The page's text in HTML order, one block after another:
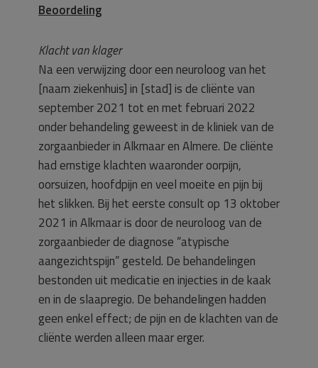
Beoordeling
Klacht van klager
Na een verwijzing door een neuroloog van het
[naam ziekenhuis] in [stad] is de cliënte van
september 2021 tot en met februari 2022
onder behandeling geweest in de kliniek van de
zorgaanbieder in Alkmaar en Almere. De cliënte
had ernstige klachten waaronder oorpijn,
oorsuizen, hoofdpijn en veel moeite en pijn bij
het slikken. Bij het eerste consult op 13 oktober
2021 in Alkmaar is door de neuroloog van de
zorgaanbieder de diagnose “atypische
aangezichtspijn” gesteld. De behandelingen
bestonden uit medicatie en injecties in de kaak
en in de slaapregio. De behandelingen hadden
geen enkel effect; de pijn en de klachten van de
cliënte werden alleen maar erger.